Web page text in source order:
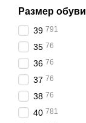
Размер обуви
39 791
35 76
36 76
37 76
38 76
40 781